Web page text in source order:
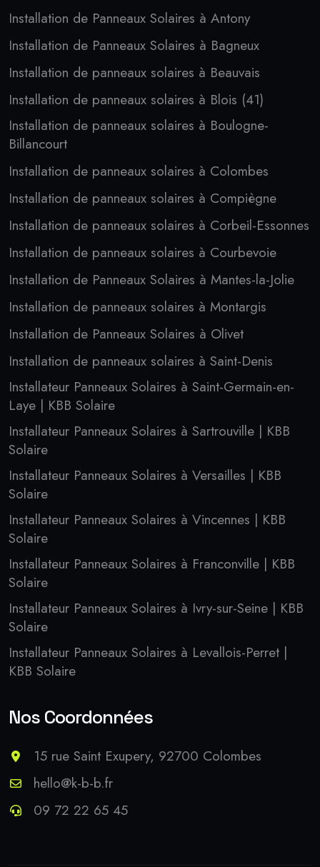
Installation de Panneaux Solaires à Antony
Installation de Panneaux Solaires à Bagneux
Installation de panneaux solaires à Beauvais
Installation de panneaux solaires à Blois (41)
Installation de panneaux solaires à Boulogne-
Billancourt
Installation de panneaux solaires à Colombes
Installation de panneaux solaires à Compiègne
Installation de panneaux solaires à Corbeil-Essonnes
Installation de panneaux solaires à Courbevoie
Installation de Panneaux Solaires à Mantes-la-Jolie
Installation de panneaux solaires à Montargis
Installation de Panneaux Solaires à Olivet
Installation de panneaux solaires à Saint-Denis
Installateur Panneaux Solaires à Saint-Germain-en-
Laye | KBB Solaire
Installateur Panneaux Solaires à Sartrouville | KBB
Solaire
Installateur Panneaux Solaires à Versailles | KBB
Solaire
Installateur Panneaux Solaires à Vincennes | KBB
Solaire
Installateur Panneaux Solaires à Franconville | KBB
Solaire
Installateur Panneaux Solaires à Ivry-sur-Seine | KBB
Solaire
Installateur Panneaux Solaires à Levallois-Perret |
KBB Solaire
Nos Coordonnées
15 rue Saint Exupery, 92700 Colombes
hello@k-b-b.fr
09 72 22 65 45